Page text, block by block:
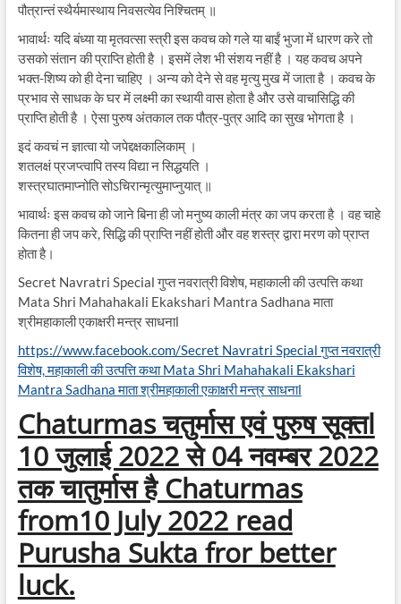
पौत्रान्तं स्थैर्यमास्थाय निवसत्येव निश्चितम् ॥
भावार्थः यदि बंध्या या मृतवत्सा स्त्री इस कवच को गले या बाईं भुजा में धारण करे तो
उसको संतान की प्राप्ति होती है । इसमें लेश भी संशय नहीं है । यह कवच अपने
भक्त-शिष्य को ही देना चाहिए । अन्य को देने से वह मृत्यु मुख में जाता है । कवच के
प्रभाव से साधक के घर में लक्ष्मी का स्थायी वास होता है और उसे वाचासिद्धि की
प्राप्ति होती है । ऐसा पुरुष अंतकाल तक पौत्र-पुत्र आदि का सुख भोगता है ।
इदं कवचं न ज्ञात्वा यो जपेद्दक्षकालिकाम् ।
शतलक्षं प्रजप्त्वापि तस्य विद्या न सिद्धयति ।
शस्त्रघातमाप्नोति सोऽचिरान्मृत्युमाप्नुयात् ॥
भावार्थः इस कवच को जाने बिना ही जो मनुष्य काली मंत्र का जप करता है । वह चाहे
कितना ही जप करे, सिद्धि की प्राप्ति नहीं होती और वह शस्त्र द्वारा मरण को प्राप्त
होता है।
Secret Navratri Special गुप्त नवरात्री विशेष, महाकाली की उत्पत्ति कथा
Mata Shri Mahahakali Ekakshari Mantra Sadhana माता
श्रीमहाकाली एकाक्षरी मन्त्र साधनाl
https://www.facebook.com/Secret Navratri Special गुप्त नवरात्री
विशेष, महाकाली की उत्पत्ति कथा Mata Shri Mahahakali Ekakshari
Mantra Sadhana माता श्रीमहाकाली एकाक्षरी मन्त्र साधनाl
Chaturmas चतुर्मास एवं पुरुष सूक्तl
10 जुलाई 2022 से 04 नवम्बर 2022
तक चातुर्मास है Chaturmas
from10 July 2022 read
Purusha Sukta fror better
luck.